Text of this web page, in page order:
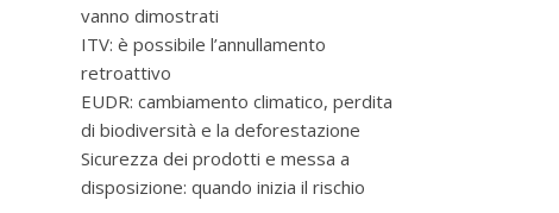
vanno dimostrati
ITV: è possibile l’annullamento
retroattivo
EUDR: cambiamento climatico, perdita
di biodiversità e la deforestazione
Sicurezza dei prodotti e messa a
disposizione: quando inizia il rischio